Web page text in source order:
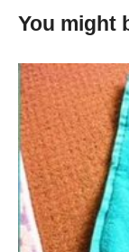
γονιών
μπορεί να
πιστεύετε είτε
πολύ απλή. Στο
εκτυλίσσεται
όχι μόνο θα
το βοηθήσει να
You might